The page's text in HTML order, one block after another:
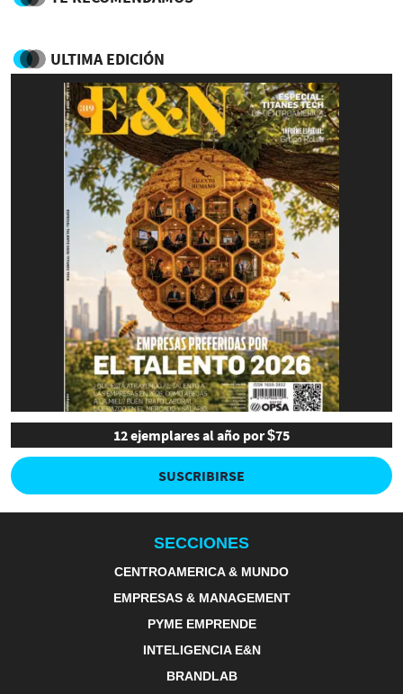
ULTIMA EDICIÓN
12 ejemplares al año por $75
SUSCRIBIRSE
SECCIONES
CENTROAMERICA & MUNDO
EMPRESAS & MANAGEMENT
PYME EMPRENDE
INTELIGENCIA E&N
BRANDLAB